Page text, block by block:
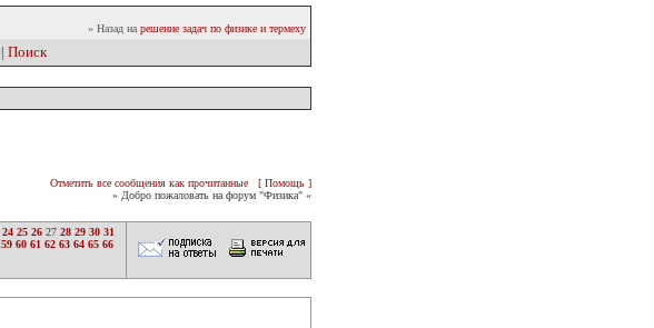
» Назад на решение задач по физике и термеху
| Поиск
Отметить все сообщения как прочитанные
[ Помощь ]
» Добро пожаловать на форум "Физика" «
24 25 26 27 28 29 30 31
59 60 61 62 63 64 65 66